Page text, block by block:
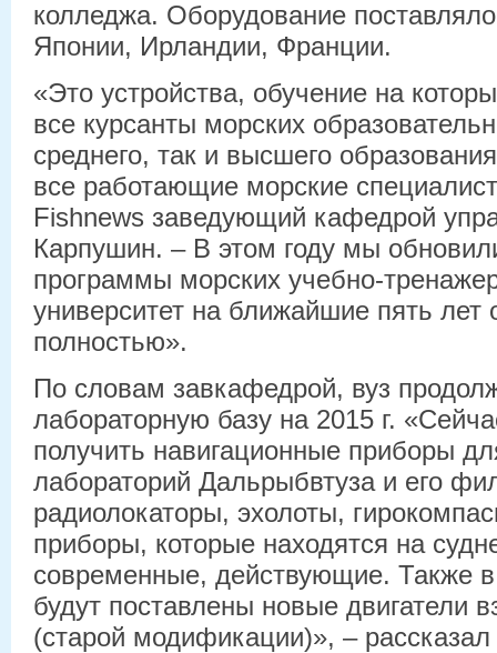
колледжа. Оборудование
Японии, Ирландии, Франции.
«Это устройства, обучение на
все курсанты морских
среднего, так и высшего
все работающие морские
Fishnews заведующий кафедрой
Карпушин. – В этом году мы
программы морских учебно-
университет на ближайшие пять лет
полностью».
По словам завкафедрой, вуз
лабораторную базу на 2015 г.
получить навигационные приборы
лабораторий Дальрыбвтуза и его
радиолокаторы, эхолоты,
приборы, которые находятся на
современные, действующие. Также
будут поставлены новые двигатели
(старой модификации)», –